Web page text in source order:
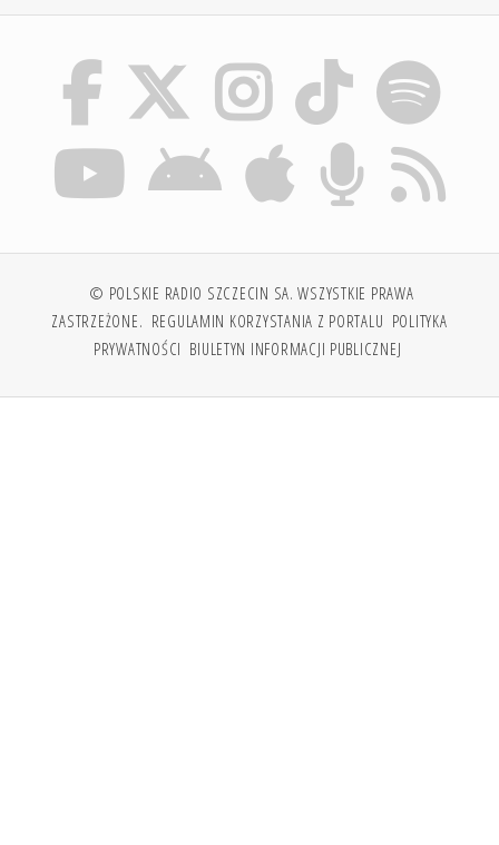
© POLSKIE RADIO SZCZECIN SA. WSZYSTKIE PRAWA
ZASTRZEŻONE. REGULAMIN KORZYSTANIA Z PORTALU POLITYKA
PRYWATNOŚCI BIULETYN INFORMACJI PUBLICZNEJ